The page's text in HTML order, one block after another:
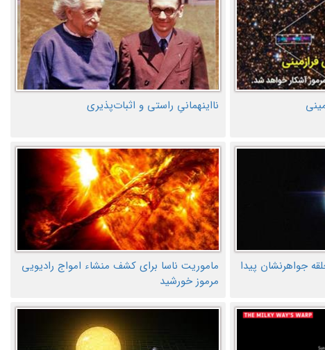
نااینهمانیِ راستی و اثبات‌پذیری
جواهرنشان پیدا
ماموریت ناسا برای کشف منشاء امواج رادیویی
مرموز خورشید